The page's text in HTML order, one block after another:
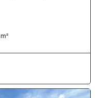
m²